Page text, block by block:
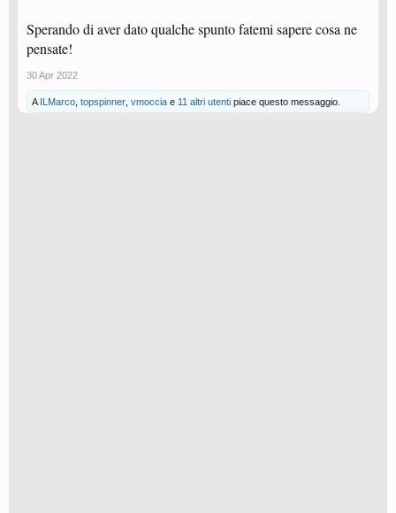
Sperando di aver dato qualche spunto fatemi sapere cosa ne
pensate!
30 Apr 2022
A ILMarco topspinner vmoccia e 11 altri utenti piace questo messaggio.